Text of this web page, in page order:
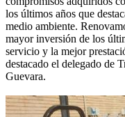
los últimos años que
medio ambiente.
mayor inversión de los
servicio y la mejor
destacado el delegado de
Guevara.